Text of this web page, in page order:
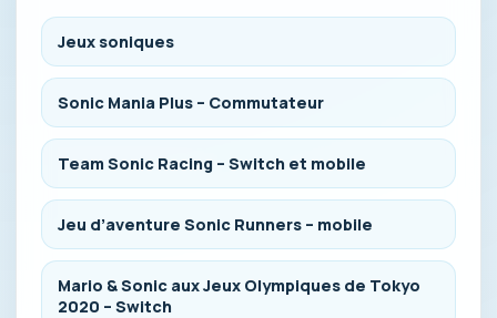
Jeux soniques
Sonic Mania Plus – Commutateur
Team Sonic Racing – Switch et mobile
Jeu d’aventure Sonic Runners – mobile
Mario & Sonic aux Jeux Olympiques de Tokyo
2020 – Switch